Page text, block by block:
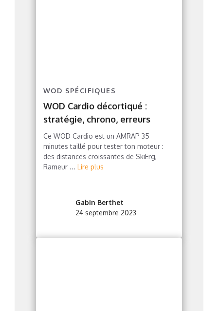
WOD SPÉCIFIQUES
WOD Cardio décortiqué :
stratégie, chrono, erreurs
Ce WOD Cardio est un AMRAP 35
minutes taillé pour tester ton moteur :
des distances croissantes de SkiErg,
Rameur ... Lire plus
Gabin Berthet
24 septembre 2023